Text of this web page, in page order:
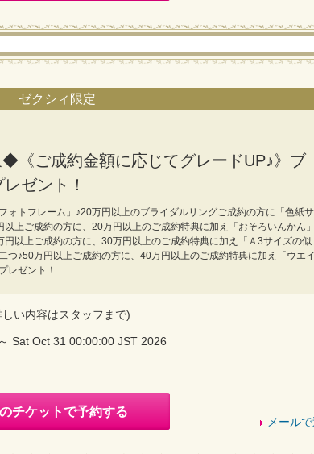
ゼクシィ限定
《ご成約金額に応じてグレードUP♪》ブ
ゼント！
ォトフレーム」♪20万円以上のブライダルリングご成約の方に「色紙サ
上ご成約の方に、20万円以上のご成約特典に加え「おそろいんかん
円以上ご成約の方に、30万円以上のご成約特典に加え「Ａ3サイズの似
つ♪50万円以上ご成約の方に、40万円以上のご成約特典に加え「ウエ
レゼント！
い内容はスタッフまで)
Sat Oct 31 00:00:00 JST 2026
チケットで予約する
メール